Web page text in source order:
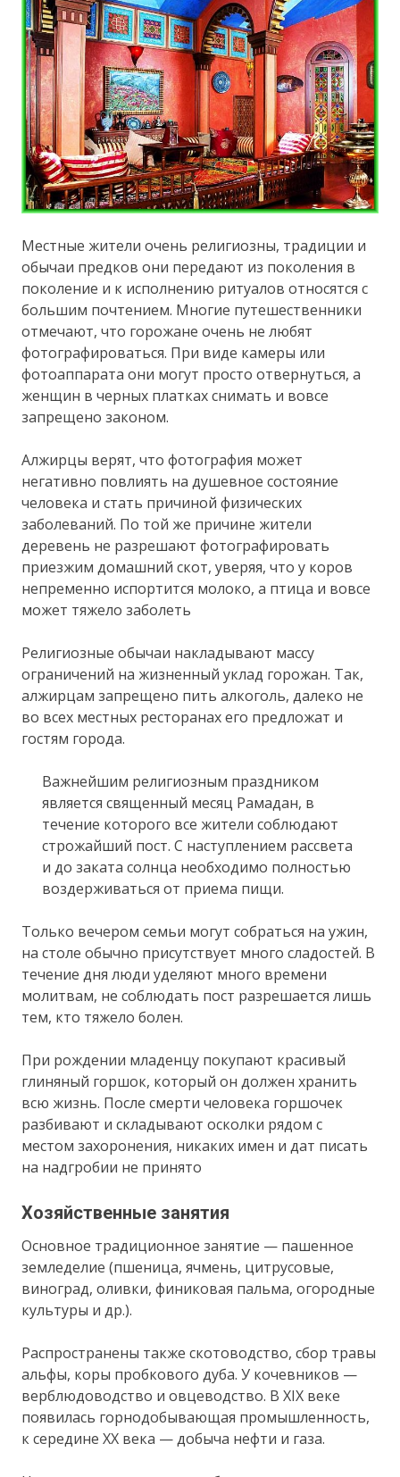
Местные жители очень религиозны, традиции и
обычаи предков они передают из поколения в
поколение и к исполнению ритуалов относятся с
большим почтением. Многие путешественники
отмечают, что горожане очень не любят
фотографироваться. При виде камеры или
фотоаппарата они могут просто отвернуться, а
женщин в черных платках снимать и вовсе
запрещено законом.
Алжирцы верят, что фотография может
негативно повлиять на душевное состояние
человека и стать причиной физических
заболеваний. По той же причине жители
деревень не разрешают фотографировать
приезжим домашний скот, уверяя, что у коров
непременно испортится молоко, а птица и вовсе
может тяжело заболеть
Религиозные обычаи накладывают массу
ограничений на жизненный уклад горожан. Так,
алжирцам запрещено пить алкоголь, далеко не
во всех местных ресторанах его предложат и
гостям города.
Важнейшим религиозным праздником
является священный месяц Рамадан, в
течение которого все жители соблюдают
строжайший пост. С наступлением рассвета
и до заката солнца необходимо полностью
воздерживаться от приема пищи.
Только вечером семьи могут собраться на ужин,
на столе обычно присутствует много сладостей. В
течение дня люди уделяют много времени
молитвам, не соблюдать пост разрешается лишь
тем, кто тяжело болен.
При рождении младенцу покупают красивый
глиняный горшок, который он должен хранить
всю жизнь. После смерти человека горшочек
разбивают и складывают осколки рядом с
местом захоронения, никаких имен и дат писать
на надгробии не принято
Хозяйственные занятия
Основное традиционное занятие — пашенное
земледелие (пшеница, ячмень, цитрусовые,
виноград, оливки, финиковая пальма, огородные
культуры и др.).
Распространены также скотоводство, сбор травы
альфы, коры пробкового дуба. У кочевников —
верблюдоводство и овцеводство. В XIX веке
появилась горнодобывающая промышленность,
к середине XX века — добыча нефти и газа.